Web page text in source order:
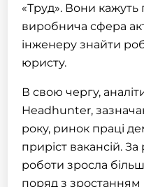
«Труд». Вони кажуть
виробнича сфера
інженеру знайти
юристу.
В свою чергу,
Headhunter,
року, ринок праці
приріст вакансій. За
роботи зросла
поряд з